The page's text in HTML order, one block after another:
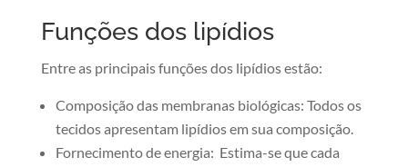
Funções dos lipídios
Entre as principais funções dos lipídios estão:
Composição das membranas biológicas: Todos os
tecidos apresentam lipídios em sua composição.
Fornecimento de energia: Estima-se que cada